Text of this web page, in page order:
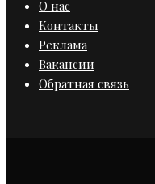
О нас
Контакты
Реклама
Вакансии
Обратная связь